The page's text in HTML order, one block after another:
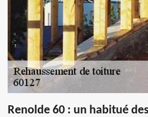
Renolde 60 : un habitué